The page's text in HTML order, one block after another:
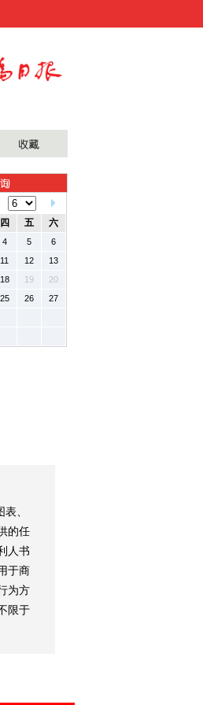
四 五 六
4 5
6
11 12
13
18 19
20
25 26
27
、
的任
人书
于商
为方
限于